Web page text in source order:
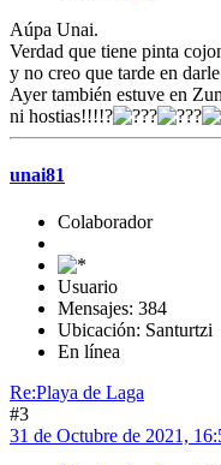
Aúpa Unai.
Verdad que tiene pinta
y no creo que tarde en
Ayer también estuve en
ni hostias!!!!?
unai81
Colaborador
Usuario
Mensajes: 384
Ubicación: Santurtzi
En línea
Re:Playa de Laga
#3
31 de Octubre de 2021,